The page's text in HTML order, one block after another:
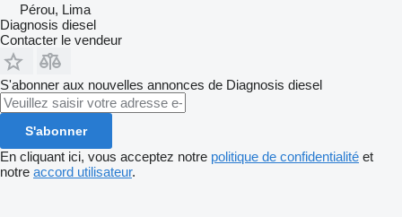
Pérou, Lima
Diagnosis diesel
Contacter le vendeur
S'abonner aux nouvelles annonces de Diagnosis diesel
S'abonner
En cliquant ici, vous acceptez notre politique de confidentialité et
notre accord utilisateur.